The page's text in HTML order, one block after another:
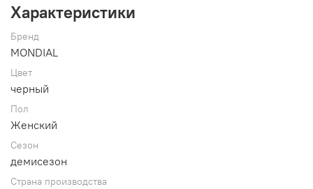
Характеристики
Бренд
MONDIAL
Цвет
черный
Пол
Женский
Сезон
демисезон
Страна производства